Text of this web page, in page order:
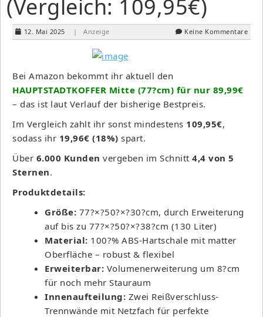
(Vergleich: 109,95€)
12. Mai 2025 | Anzeige Keine Kommentare
Bei Amazon bekommt ihr aktuell den
HAUPTSTADTKOFFER Mitte (77?cm) für nur 89,99€
– das ist laut Verlauf der bisherige Bestpreis.
Im Vergleich zahlt ihr sonst mindestens 109,95€,
sodass ihr 19,96€ (18%) spart.
Über 6.000 Kunden vergeben im Schnitt 4,4 von 5
Sternen.
Produktdetails:
Größe: 77?×?50?×?30?cm, durch Erweiterung
auf bis zu 77?×?50?×?38?cm (130 Liter)
Material: 100?% ABS-Hartschale mit matter
Oberfläche – robust & flexibel
Erweiterbar: Volumenerweiterung um 8?cm
für noch mehr Stauraum
Innenaufteilung: Zwei Reißverschluss-
Trennwände mit Netzfach für perfekte